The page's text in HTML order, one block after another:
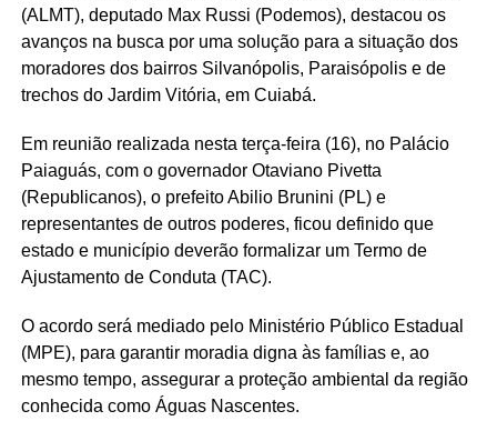
(ALMT), deputado Max Russi (Podemos), destacou os
avanços na busca por uma solução para a situação dos
moradores dos bairros Silvanópolis, Paraisópolis e de
trechos do Jardim Vitória, em Cuiabá.
Em reunião realizada nesta terça-feira (16), no Palácio
Paiaguás, com o governador Otaviano Pivetta
(Republicanos), o prefeito Abilio Brunini (PL) e
representantes de outros poderes, ficou definido que
estado e município deverão formalizar um Termo de
Ajustamento de Conduta (TAC).
O acordo será mediado pelo Ministério Público Estadual
(MPE), para garantir moradia digna às famílias e, ao
mesmo tempo, assegurar a proteção ambiental da região
conhecida como Águas Nascentes.